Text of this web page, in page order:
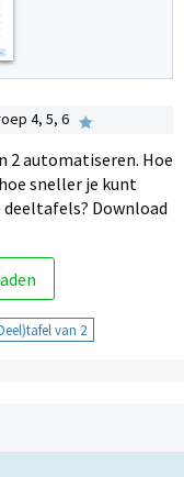
4, 5, 6
2 automatiseren. Hoe
sneller je kunt
deeltafels? Download
van 2